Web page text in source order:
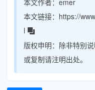
本文链接： https://
l
版权申明： 除非特别
或复制请注明出处。